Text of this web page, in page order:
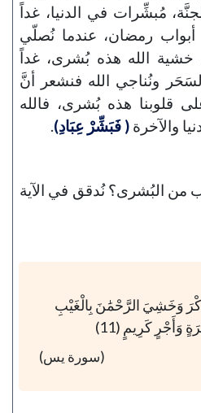
مُبشِّرات في الدنيا، غداً
رمضان، عندما نُصلّي
خشية الله هذه بُشرى، غداً
ونُناجي الله فنشعر أنَّ
قلوبنا هذه بُشرى، فالله
والآخرة ( فَبَشِّرْ عِبَادِ).
من البُشرى؟ نُدقق في الآية
وَخَشِيَ الرَّحْمَٰنَ بِالْغَيْبِ
وَأَجْرٍ كَرِيمٍ (11)
(سورة يس)